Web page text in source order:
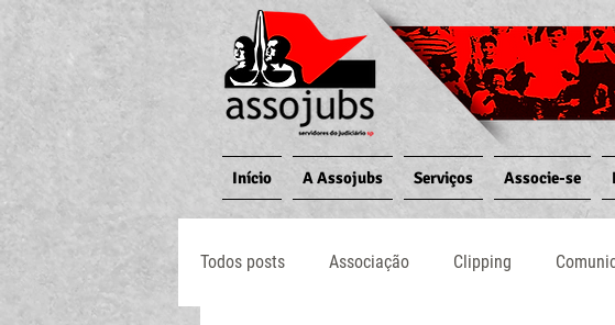
Início A Assojubs Serviços Associe-se
Todos posts Associação Clipping